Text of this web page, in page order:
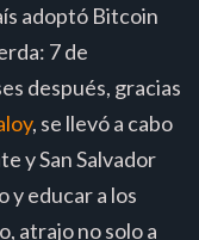
adoptó Bitcoin
7 de
después, gracias
, se llevó a cabo
y San Salvador
y educar a los
atrajo no solo a